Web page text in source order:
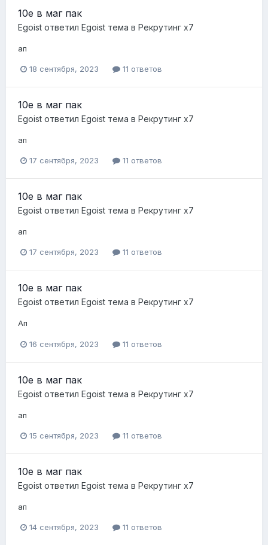
10е в маг пак
Egoist ответил Egoist тема в Рекрутинг х7
ап
18 сентября, 2023 11 ответов
10е в маг пак
Egoist ответил Egoist тема в Рекрутинг х7
ап
17 сентября, 2023 11 ответов
10е в маг пак
Egoist ответил Egoist тема в Рекрутинг х7
ап
17 сентября, 2023 11 ответов
10е в маг пак
Egoist ответил Egoist тема в Рекрутинг х7
Ап
16 сентября, 2023 11 ответов
10е в маг пак
Egoist ответил Egoist тема в Рекрутинг х7
ап
15 сентября, 2023 11 ответов
10е в маг пак
Egoist ответил Egoist тема в Рекрутинг х7
ап
14 сентября, 2023 11 ответов